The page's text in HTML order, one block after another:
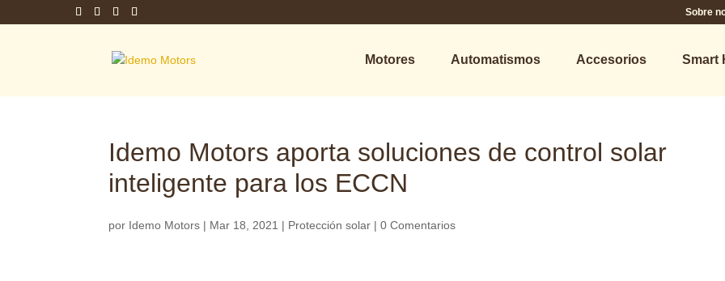
Sobre
Motores Automatismos Accesorios Smart
Idemo Motors aporta soluciones de control solar
inteligente para los ECCN
por Idemo Motors | Mar 18, 2021 | Protección solar |0 Comentarios